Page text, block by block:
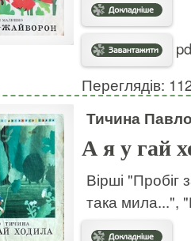
Переглядів:
Тичина
А я у гай
Вірші "Пробіг
така мила...",